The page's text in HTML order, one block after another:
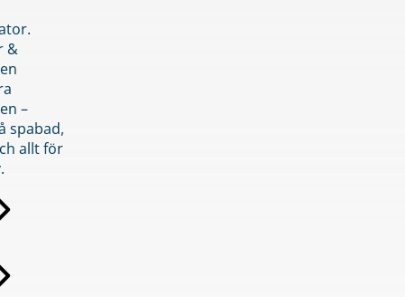
&
–
spabad,
allt för